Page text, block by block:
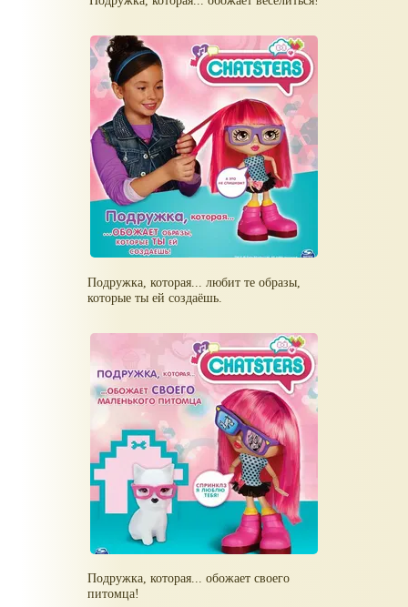
Подружка, которая... любит те образы,
которые ты ей создаёшь.
Подружка, которая... обожает своего
питомца!